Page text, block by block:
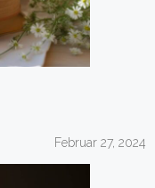
Februar 27, 2024